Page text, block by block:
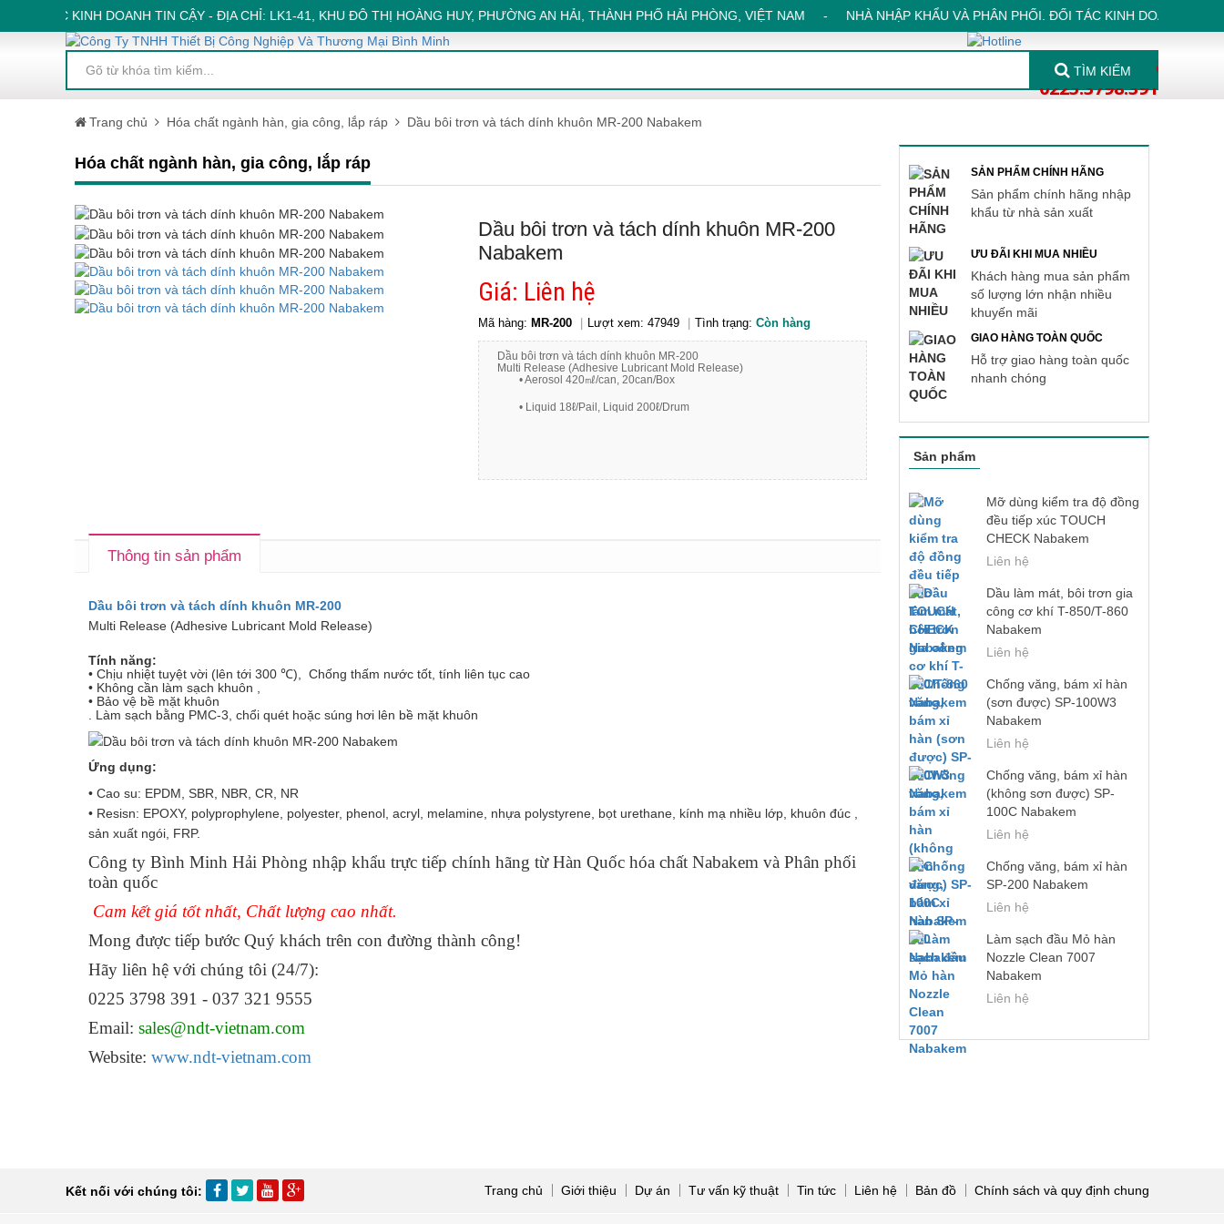
ĐỐI TÁC KINH DOANH TIN CẬY - ĐỊA CHỈ: LK1-41, KHU ĐÔ THỊ HOÀNG HUY, PHƯỜNG AN HẢI, THÀNH PHỐ HẢI PHÒNG, VIỆT NAM - NHÀ NHẬP KHẨU VÀ PHÂN PHỐI. ĐỐI TÁC KINH DOANH
037 3219 555
0225.3798.391
TÌM KIẾM
Trang chủ Hóa chất ngành hàn, gia công, lắp ráp Dầu bôi trơn và tách dính khuôn MR-200 Nabakem
Hóa chất ngành hàn, gia công, lắp ráp
Dầu bôi trơn và tách dính khuôn MR-200
Nabakem
Giá: Liên hệ
Mã hàng: MR-200 Lượt xem: 47949 Tình trạng: Còn hàng
Dầu bôi trơn và tách dính khuôn MR-200
Multi Release (Adhesive Lubricant Mold Release)
• Aerosol 420㎖/can, 20can/Box
• Liquid 18ℓ/Pail, Liquid 200ℓ/Drum
Thông tin sản phẩm
Dầu bôi trơn và tách dính khuôn MR-200
Multi Release (Adhesive Lubricant Mold Release)
Tính năng:
• Chịu nhiệt tuyệt vời (lên tới 300 ℃), Chống thấm nước tốt, tính liên tục cao
• Không cần làm sạch khuôn ,
• Bảo vệ bề mặt khuôn
. Làm sạch bằng PMC-3, chổi quét hoặc súng hơi lên bề mặt khuôn
Ứng dụng:
• Cao su: EPDM, SBR, NBR, CR, NR
• Resisn: EPOXY, polyprophylene, polyester, phenol, acryl, melamine, nhựa polystyrene, bọt urethane, kính mạ nhiều lớp, khuôn đúc ,
sản xuất ngói, FRP.
Công ty Bình Minh Hải Phòng nhập khẩu trực tiếp chính hãng từ Hàn Quốc hóa chất Nabakem và Phân phối
toàn quốc
Cam kết giá tốt nhất, Chất lượng cao nhất.
Mong được tiếp bước Quý khách trên con đường thành công!
Hãy liên hệ với chúng tôi (24/7):
0225 3798 391 - 037 321 9555
Email: sales@ndt-vietnam.com
Website: www.ndt-vietnam.com
SẢN PHẨM CHÍNH HÃNG
Sản phẩm chính hãng nhập
khẩu từ nhà sản xuất
ƯU ĐÃI KHI MUA NHIỀU
Khách hàng mua sản phẩm
số lượng lớn nhận nhiều
khuyến mãi
GIAO HÀNG TOÀN QUỐC
Hỗ trợ giao hàng toàn quốc
nhanh chóng
Sản phẩm
Mỡ dùng kiểm tra độ đồng
đều tiếp xúc TOUCH
CHECK Nabakem
Liên hệ
Dầu làm mát, bôi trơn gia
công cơ khí T-850/T-860
Nabakem
Liên hệ
Chống văng, bám xỉ hàn
(sơn được) SP-100W3
Nabakem
Liên hệ
Chống văng, bám xỉ hàn
(không sơn được) SP-
100C Nabakem
Liên hệ
Chống văng, bám xỉ hàn
SP-200 Nabakem
Liên hệ
Làm sạch đầu Mỏ hàn
Nozzle Clean 7007
Nabakem
Liên hệ
Kết nối với chúng tôi: Trang chủ Giới thiệu Dự án Tư vấn kỹ thuật Tin tức Liên hệ Bản đồ Chính sách và quy định chung